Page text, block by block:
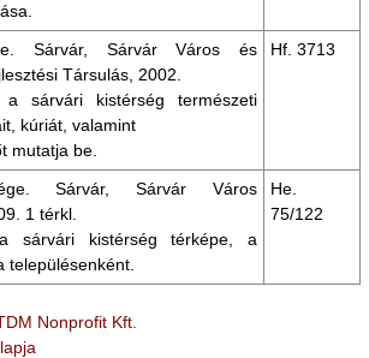
Sárvár, Sárvár Város és
Társulás, 2002.
sárvári kistérség természeti
kúriát, valamint
mutatja be.
Hf. 3713
Sárvár, Sárvár Város
1 térkl.
sárvári kistérség térképe, a
településenként.
He.
75/122
Nonprofit Kft.